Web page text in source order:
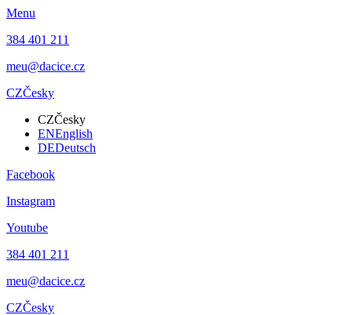
Menu
384 401 211
meu@dacice.cz
CZČesky
CZČesky
ENEnglish
DEDeutsch
Facebook
Instagram
Youtube
384 401 211
meu@dacice.cz
CZČesky